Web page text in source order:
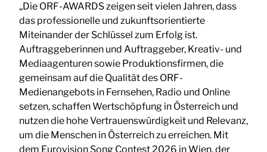
„Die ORF-AWARDS zeigen seit vielen Jahren, dass
das professionelle und zukunftsorientierte
Miteinander der Schlüssel zum Erfolg ist.
Auftraggeberinnen und Auftraggeber, Kreativ- und
Mediaagenturen sowie Produktionsfirmen, die
gemeinsam auf die Qualität des ORF-
Medienangebots in Fernsehen, Radio und Online
setzen, schaffen Wertschöpfung in Österreich und
nutzen die hohe Vertrauenswürdigkeit und Relevanz,
um die Menschen in Österreich zu erreichen. Mit
dem Eurovision Song Contest 2026 in Wien, der